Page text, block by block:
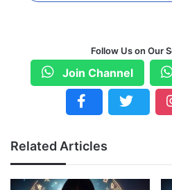
विशेष सलाह: आत्मविश्वास
शुरुआत हो सकती है, मन की
लव: प्यार के मामलों में
Follow Us on Our
Join Channel
Related Articles